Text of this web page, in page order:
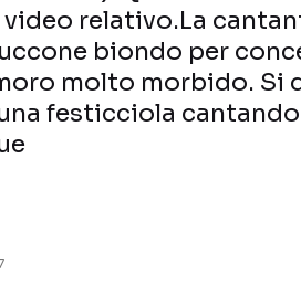
relativo.La
biondo per
molto morbido. Si
festicciola